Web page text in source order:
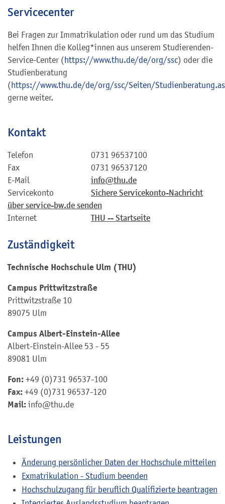
Servicecenter
Bei Fragen zur Immatrikulation oder rund um das Studium
helfen Ihnen die Kolleg*innen aus unserem Studierenden-
Service-Center (https://www.thu.de/de/org/ssc) oder die
Studienberatung
(https://www.thu.de/de/org/ssc/Seiten/
gerne weiter.
Kontakt
Telefon
0731 96537100
Fax
0731 96537120
E-Mail
info@thu.de
Servicekonto
Sichere Servicekonto-Nachricht
über service-bw.de senden
Internet THU -- Startseite
Zuständigkeit
Technische Hochschule Ulm (THU)
Campus Prittwitzstraße
Prittwitzstraße 10
89075 Ulm
Campus Albert-Einstein-Allee
Albert-Einstein-Allee 53 - 55
89081 Ulm
Fon: +49 (0)731 96537-100
Fax: +49 (0)731 96537-120
Mail: info@thu.de
Leistungen
Änderung persönlicher Daten der Hochschule mitteilen
Exmatrikulation - Studium beenden
Hochschulzugang für beruflich Qualifizierte beantragen